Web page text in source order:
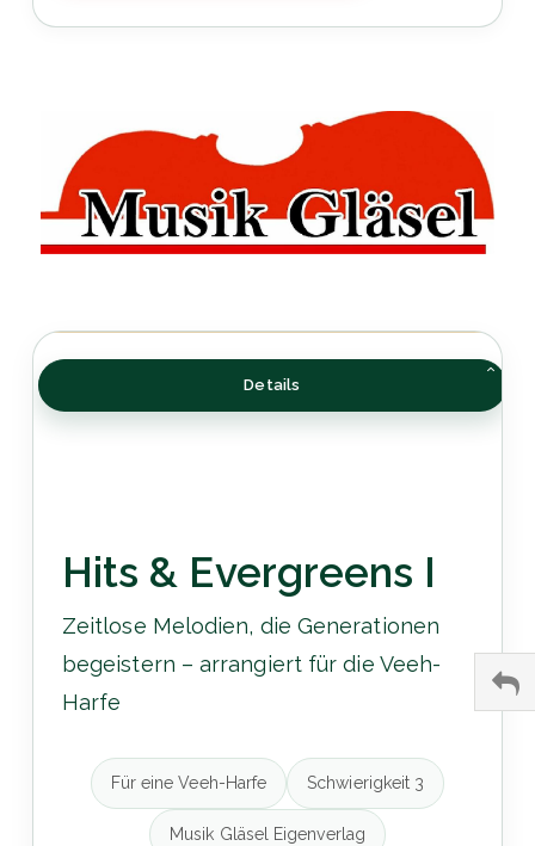
Details
Hits & Evergreens I
Zeitlose Melodien, die Generationen
begeistern – arrangiert für die Veeh-
Harfe
Für eine Veeh-Harfe Schwierigkeit 3
Musik Gläsel Eigenverlag